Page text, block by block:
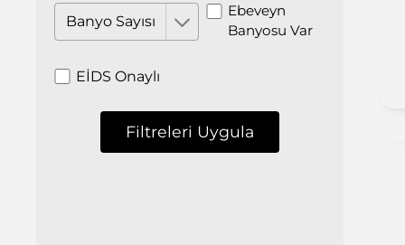
Banyo Sayısı
Ebeveyn
Banyosu Var
EİDS Onaylı
Filtreleri Uygula